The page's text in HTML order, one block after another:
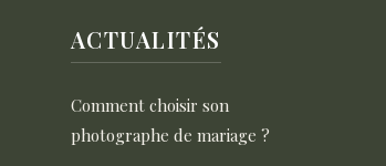
ACTUALITÉS
Comment choisir son
photographe de mariage ?